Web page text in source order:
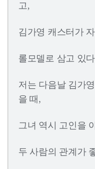
고,
김가영 캐스터가
롤모델로 삼고 있
저는 다음날 김가
을 때,
그녀 역시 고인을
두 사람의 관계가